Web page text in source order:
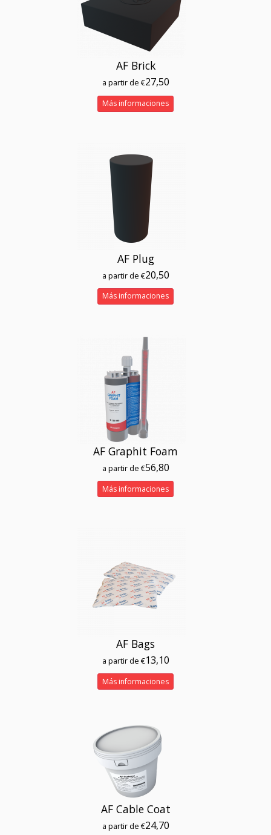
AF Brick
a partir de €27,50
Más informaciones
AF Plug
a partir de €20,50
Más informaciones
AF Graphit Foam
a partir de €56,80
Más informaciones
AF Bags
a partir de €13,10
Más informaciones
AF Cable Coat
a partir de €24,70